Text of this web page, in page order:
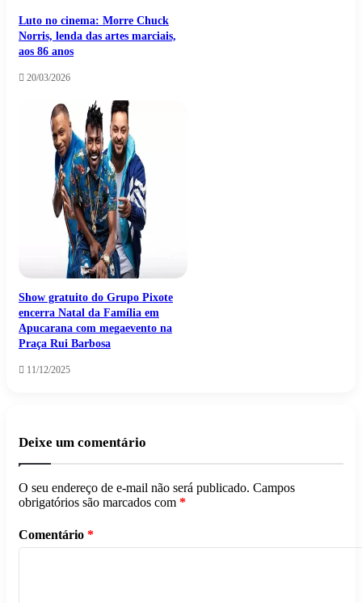
Luto no cinema: Morre Chuck
Norris, lenda das artes marciais,
aos 86 anos
20/03/2026
Show gratuito do Grupo Pixote
encerra Natal da Família em
Apucarana com megaevento na
Praça Rui Barbosa
11/12/2025
Deixe um comentário
O seu endereço de e-mail não será publicado. Campos
obrigatórios são marcados com *
Comentário *